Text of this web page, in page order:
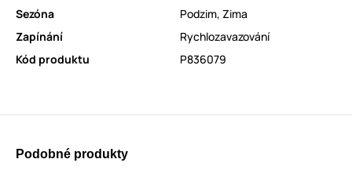
Sezóna
Podzim, Zima
Zapínání
Rychlozavazování
Kód produktu
P836079
Podobné produkty